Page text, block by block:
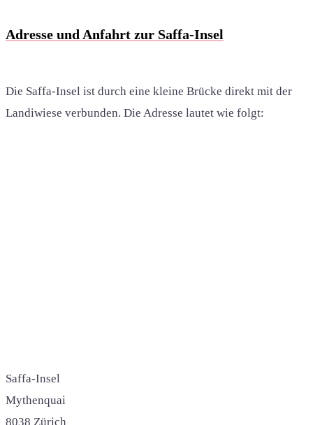
Adresse und Anfahrt zur Saffa-Insel
Die Saffa-Insel ist durch eine kleine Brücke direkt mit der
Landiwiese verbunden. Die Adresse lautet wie folgt:
Saffa-Insel
Mythenquai
8038 Zürich